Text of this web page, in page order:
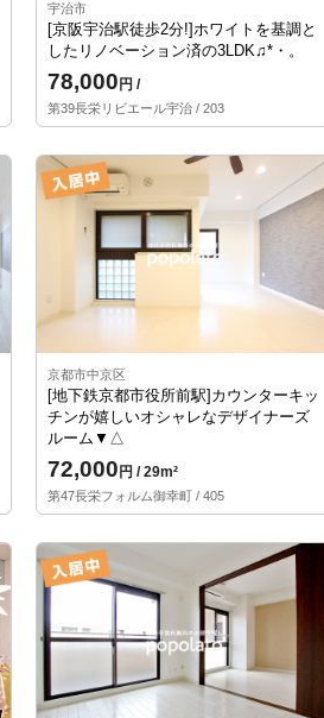
宇治市
[京阪宇治駅徒歩2分!]ホワイトを基調と
したリノベーション済の3LDK♫*・。
78,000 円 /
第39長栄リビエール宇治 / 203
京都市中京区
[地下鉄京都市役所前駅]カウンターキッ
チンが嬉しいオシャレなデザイナーズ
ルーム▼△
72,000 円 / 29m²
第47長栄フォルム御幸町 / 405